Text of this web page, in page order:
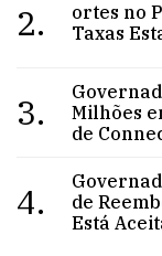
2.
ortes no
Taxas
3.
Milhões
de
4.
de
Está